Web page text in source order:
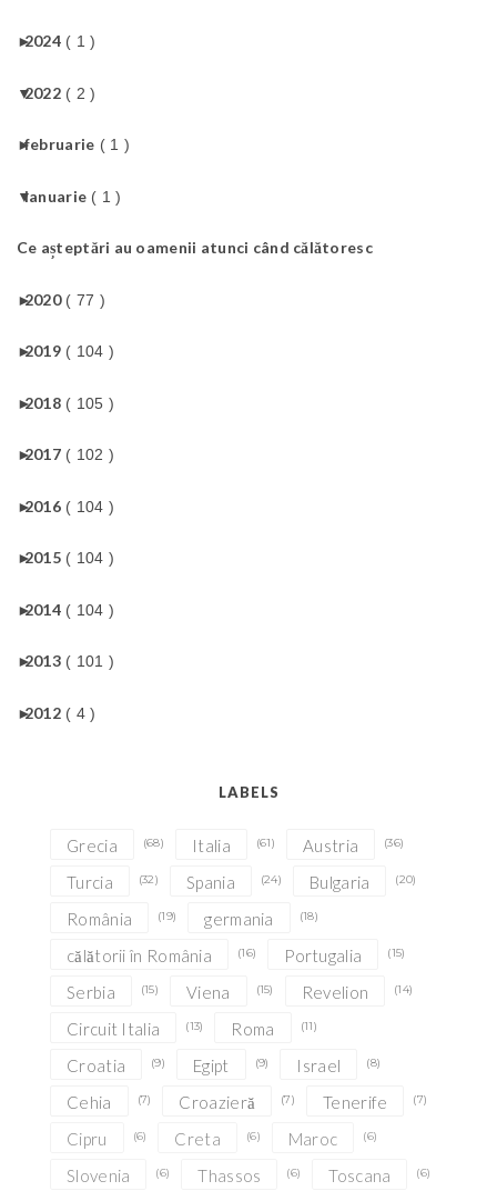
►
2024 ( 1 )
▼
2022 ( 2 )
►
februarie ( 1 )
▼
ianuarie ( 1 )
Ce așteptări au oamenii atunci când călătoresc
►
2020 ( 77 )
►
2019 ( 104 )
►
2018 ( 105 )
►
2017 ( 102 )
►
2016 ( 104 )
►
2015 ( 104 )
►
2014 ( 104 )
►
2013 ( 101 )
►
2012 ( 4 )
LABELS
Grecia (68) Italia (61) Austria (36)
Turcia (32) Spania (24) Bulgaria (20)
România (19) germania (18)
călătorii în România (16) Portugalia (15)
Serbia (15) Viena (15) Revelion (14)
Circuit Italia (13) Roma (11)
Croatia (9) Egipt (9) Israel (8)
Cehia (7) Croazieră (7) Tenerife (7)
Cipru (6) Creta (6) Maroc (6)
Slovenia (6) Thassos (6) Toscana (6)